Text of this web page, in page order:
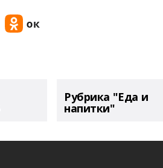
Рубрика "Еда и
напитки"